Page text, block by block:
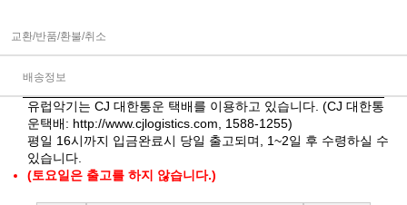
교환/반품/환불/취소
배송정보
유럽악기는 CJ 대한통운 택배를 이용하고 있습니다. (CJ 대한통
운택배: http://www.cjlogistics.com , 1588-1255)
평일 16시까지 입금완료시 당일 출고되며, 1~2일 후 수령하실 수
있습니다.
(토요일은 출고를 하지 않습니다.)